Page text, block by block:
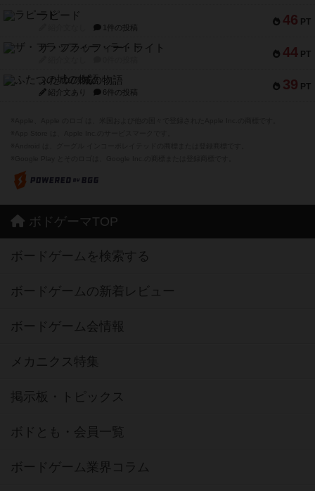
46 PT
ラピード
1件の投稿
44 PT
ザ・フラッフィー・ライト
39 PT
ふたつの城の物語
紹介文あり 6件の投稿
ボドゲーマTOP
ボードゲームを検索する
ボードゲームの新着レビュー
ボードゲーム会情報
メカニクス特集
掲示板・トピックス
ボドとも・会員一覧
ボードゲーム業界コラム